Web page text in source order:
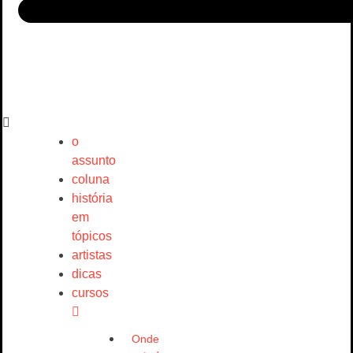
o
assunto
coluna
história
em
tópicos
artistas
dicas
cursos
Onde